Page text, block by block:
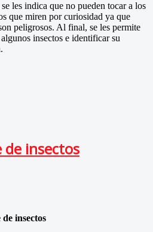
les indica que no pueden tocar a los
que miren por curiosidad ya que
peligrosos. Al final, se les permite
insectos e identificar su
insectos
insectos